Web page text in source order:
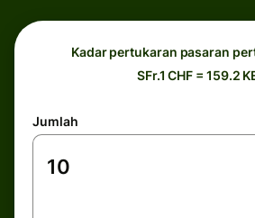
Kadar pertukaran pasaran
SFr.1 CHF = 159.2
Jumlah